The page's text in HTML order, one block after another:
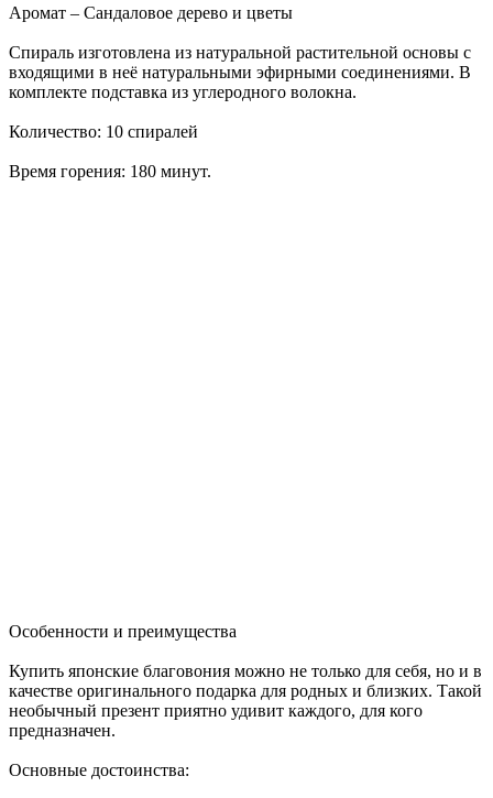
Аромат – Сандаловое дерево и цветы
Спираль изготовлена из натуральной растительной основы с
входящими в неё натуральными эфирными соединениями. В
комплекте подставка из углеродного волокна.
Количество: 10 спиралей
Время горения: 180 минут.
Особенности и преимущества
Купить японские благовония можно не только для себя, но и в
качестве оригинального подарка для родных и близких. Такой
необычный презент приятно удивит каждого, для кого
предназначен.
Основные достоинства: